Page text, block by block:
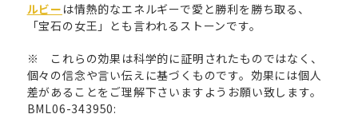
ルビー は情熱的なエネルギーで愛と勝利を勝ち取る、
「宝石の女王」とも言われるストーンです。
※ これらの効果は科学的に証明されたものではなく、
個々の信念や言い伝えに基づくものです。効果には個人
差があることをご理解下さいますようお願い致します。
BML06-343950: